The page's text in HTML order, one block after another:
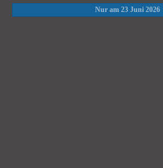
Nur am 23 Juni 2026